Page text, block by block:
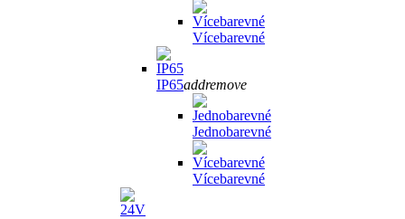
Vícebarevné
IP65addremove
Jednobarevné
Vícebarevné